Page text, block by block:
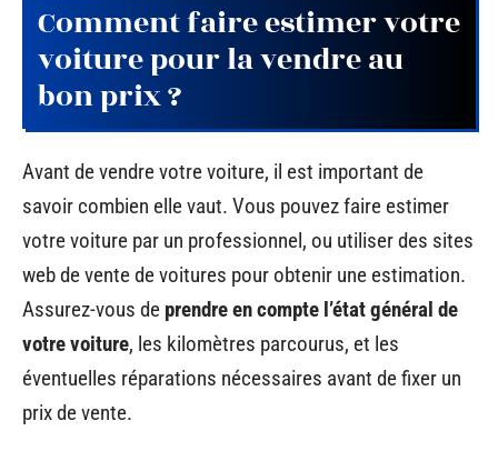
Comment faire estimer votre
voiture pour la vendre au
bon prix ?
Avant de vendre votre voiture, il est important de
savoir combien elle vaut. Vous pouvez faire estimer
votre voiture par un professionnel, ou utiliser des sites
web de vente de voitures pour obtenir une estimation.
Assurez-vous de prendre en compte l’état général de
votre voiture, les kilomètres parcourus, et les
éventuelles réparations nécessaires avant de fixer un
prix de vente.